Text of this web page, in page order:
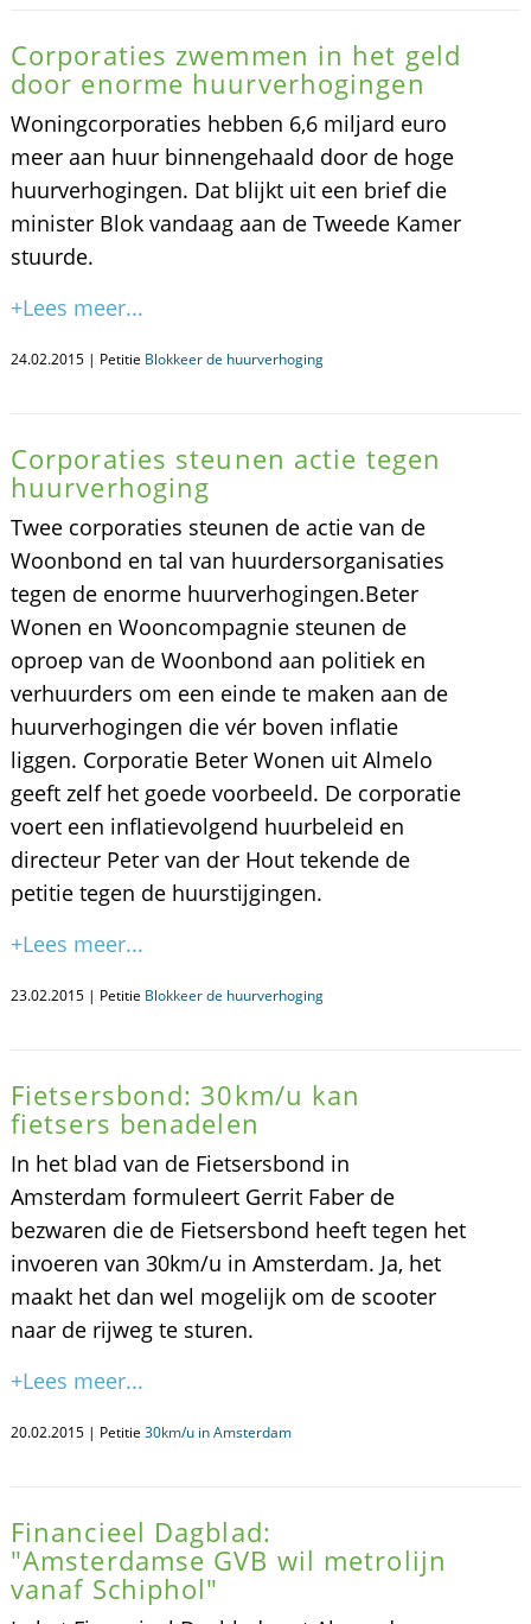
Corporaties zwemmen in het geld
door enorme huurverhogingen
Woningcorporaties hebben 6,6 miljard euro
meer aan huur binnengehaald door de hoge
huurverhogingen. Dat blijkt uit een brief die
minister Blok vandaag aan de Tweede Kamer
stuurde.
+Lees meer...
24.02.2015 | Petitie Blokkeer de huurverhoging
Corporaties steunen actie tegen
huurverhoging
Twee corporaties steunen de actie van de
Woonbond en tal van huurdersorganisaties
tegen de enorme huurverhogingen.Beter
Wonen en Wooncompagnie steunen de
oproep van de Woonbond aan politiek en
verhuurders om een einde te maken aan de
huurverhogingen die vér boven inflatie
liggen. Corporatie Beter Wonen uit Almelo
geeft zelf het goede voorbeeld. De corporatie
voert een inflatievolgend huurbeleid en
directeur Peter van der Hout tekende de
petitie tegen de huurstijgingen.
+Lees meer...
23.02.2015 | Petitie Blokkeer de huurverhoging
Fietsersbond: 30km/u kan
fietsers benadelen
In het blad van de Fietsersbond in
Amsterdam formuleert Gerrit Faber de
bezwaren die de Fietsersbond heeft tegen het
invoeren van 30km/u in Amsterdam. Ja, het
maakt het dan wel mogelijk om de scooter
naar de rijweg te sturen.
+Lees meer...
20.02.2015 | Petitie 30km/u in Amsterdam
Financieel Dagblad:
"Amsterdamse GVB wil metrolijn
vanaf Schiphol"